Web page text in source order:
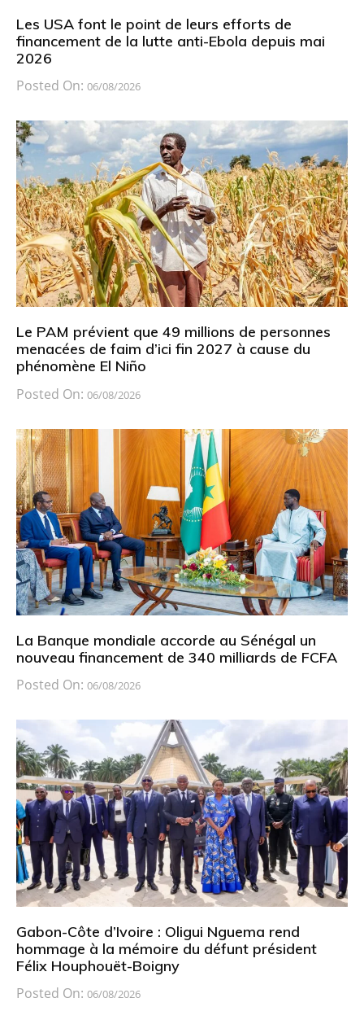
Les USA font le point de leurs efforts de
financement de la lutte anti-Ebola depuis mai
2026
Posted On: 06/08/2026
Le PAM prévient que 49 millions de personnes
menacées de faim d’ici fin 2027 à cause du
phénomène El Niño
Posted On: 06/08/2026
La Banque mondiale accorde au Sénégal un
nouveau financement de 340 milliards de FCFA
Posted On: 06/08/2026
Gabon-Côte d’Ivoire : Oligui Nguema rend
hommage à la mémoire du défunt président
Félix Houphouët-Boigny
Posted On: 06/08/2026